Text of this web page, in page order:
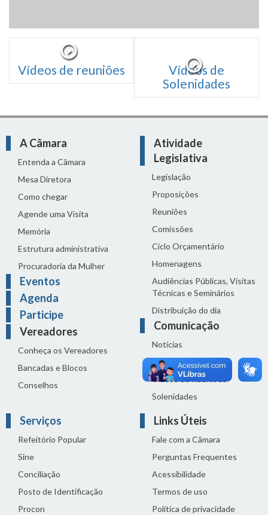
Vídeos de reuniões
Vídeos de
Solenidades
A Câmara
Entenda a Câmara
Mesa Diretora
Como chegar
Agende uma Visita
Memória
Estrutura administrativa
Procuradoria da Mulher
Eventos
Agenda
Participe
Vereadores
Conheça os Vereadores
Bancadas e Blocos
Conselhos
Atividade
Legislativa
Legislação
Proposições
Reuniões
Comissões
Ciclo Orçamentário
Homenagens
Audiências Públicas, Visitas
Técnicas e Seminários
Distribuição do dia
Comunicação
Notícias
Sala de Imprensa
Vídeos de Reuniões
Solenidades
Serviços
Refeitório Popular
Sine
Conciliação
Posto de Identificação
Procon
Links Úteis
Fale com a Câmara
Perguntas Frequentes
Acessibilidade
Termos de uso
Política de privacidade